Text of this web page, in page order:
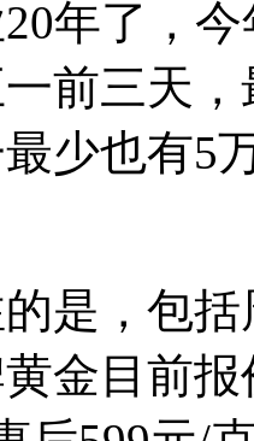
年了，
前三天
少也有5
，包括
金目前